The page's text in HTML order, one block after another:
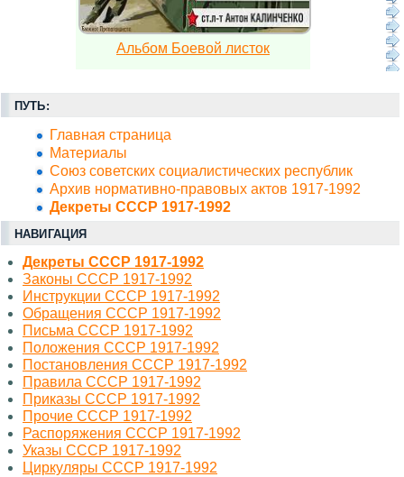
Альбом Боевой листок
ПУТЬ:
Главная страница
Материалы
Союз советских социалистических республик
Архив нормативно-правовых актов 1917-1992
Декреты СССР 1917-1992
НАВИГАЦИЯ
Декреты СССР 1917-1992
Законы СССР 1917-1992
Инструкции СССР 1917-1992
Обращения СССР 1917-1992
Письма СССР 1917-1992
Положения СССР 1917-1992
Постановления СССР 1917-1992
Правила СССР 1917-1992
Приказы СССР 1917-1992
Прочие СССР 1917-1992
Распоряжения СССР 1917-1992
Указы СССР 1917-1992
Циркуляры СССР 1917-1992